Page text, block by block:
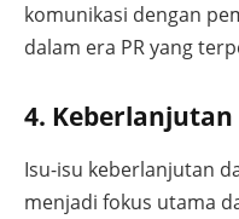
komunikasi dengan
dalam era PR yang
4. Keberlanjutan
Isu-isu keberlanjutan
menjadi fokus utama